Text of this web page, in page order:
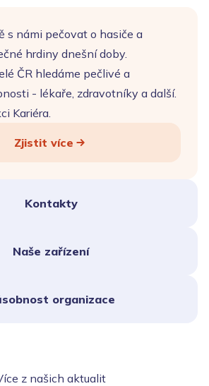
s námi pečovat o hasiče a
hrdiny dnešní doby.
ČR hledáme pečlivé a
- lékaře, zdravotníky a další.
Kariéra.
Zjistit více
Kontakty
Naše zařízení
organizace
z našich aktualit